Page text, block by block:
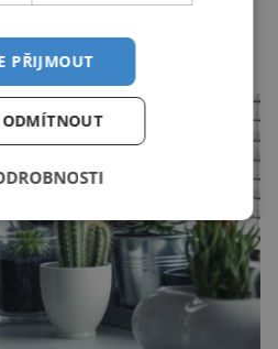
a jiných vodních
však může i v lidmi
jako jsou ústřice nebo
patří paralýza
může až k udušení.
vědci objevili, ovšem
PŘIJMOUT
ODMÍTNOUT